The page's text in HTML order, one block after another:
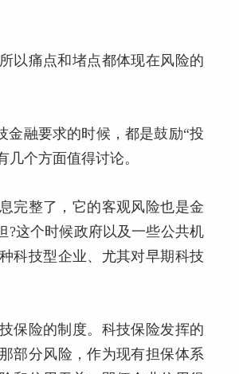
以痛点和堵点都体现在风险的
金融要求的时候，都是鼓励“投
个方面值得讨论。
完整了，它的客观风险也是金
?这个时候政府以及一些公共机
科技型企业、尤其对早期科技
保险的制度。科技保险发挥的
部分风险，作为现有担保体系